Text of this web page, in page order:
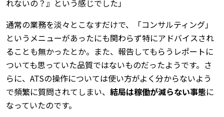
れないの？』という感じでした」
通常の業務を淡々とこなすだけで、「コンサルティング」
というメニューがあったにも関わらず特にアドバイスされ
ることも無かったとか。また、報告してもらうレポートに
ついても思っていた品質ではないものだったようです。さ
らに、ATSの操作については使い方がよく分からないよう
で頻繁に質問されてしまい、 結局は稼働が減らない事態に
なっていたのです。